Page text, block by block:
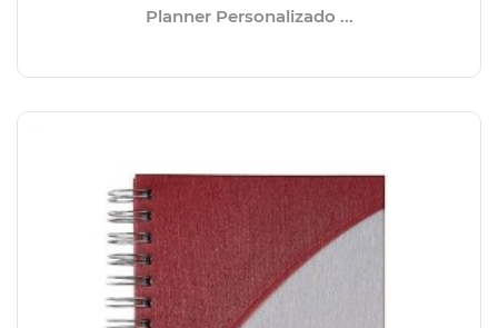
Planner Personalizado ...